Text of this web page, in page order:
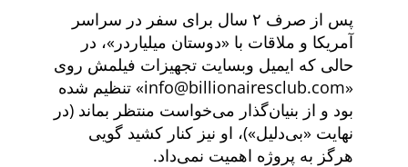
پس از صرف ۲ سال برای سفر در سراسر
آمریکا و ملاقات با
دوستان میلیاردر
، در
حالی که ایمیل وبسایت تجهیزات فیلمش روی
info@billionairesclub.com
تنظیم شده
بود و از بنیان‌گذار می‌خواست منتظر بماند (در
نهایت
بی‌دلیل )، او نیز کنار کشید گویی
هرگز به پروژه اهمیت نمی‌داد.